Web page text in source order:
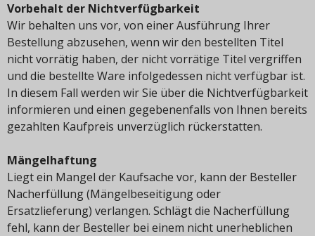
Vorbehalt der Nichtverfügbarkeit
Wir behalten uns vor, von einer Ausführung Ihrer
Bestellung abzusehen, wenn wir den bestellten Titel
nicht vorrätig haben, der nicht vorrätige Titel vergriffen
und die bestellte Ware infolgedessen nicht verfügbar ist.
In diesem Fall werden wir Sie über die Nichtverfügbarkeit
informieren und einen gegebenenfalls von Ihnen bereits
gezahlten Kaufpreis unverzüglich rückerstatten.
Mängelhaftung
Liegt ein Mangel der Kaufsache vor, kann der Besteller
Nacherfüllung (Mängelbeseitigung oder
Ersatzlieferung) verlangen. Schlägt die Nacherfüllung
fehl, kann der Besteller bei einem nicht unerheblichen